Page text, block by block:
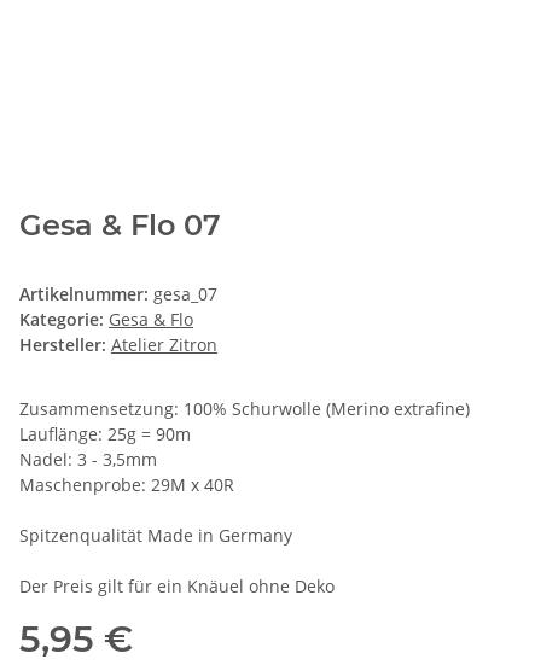
Gesa & Flo 07
Artikelnummer: gesa_07
Kategorie: Gesa & Flo
Hersteller: Atelier Zitron
Zusammensetzung: 100% Schurwolle (Merino extrafine)
Lauflänge: 25g = 90m
Nadel: 3 - 3,5mm
Maschenprobe: 29M x 40R
Spitzenqualität Made in Germany
Der Preis gilt für ein Knäuel ohne Deko
5,95 €